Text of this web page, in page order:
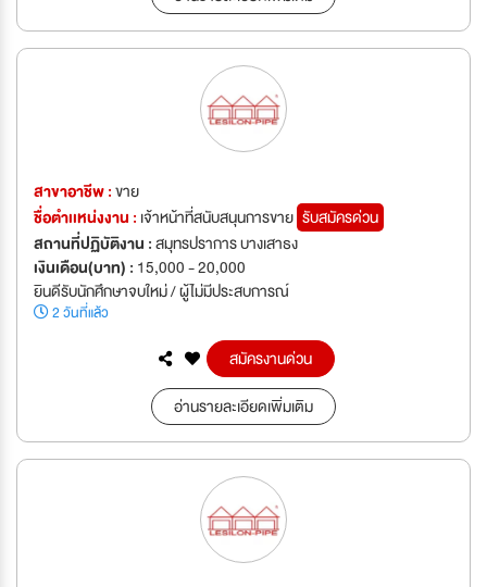
สาขาอาชีพ :ขาย
ชื่อตำเเหน่งงาน : เจ้าหน้าที่สนับสนุนการขาย รับสมัครด่วน
สถานที่ปฏิบัติงาน :สมุทรปราการ บางเสาธง
เงินเดือน(บาท) : 15,000 - 20,000
ยินดีรับนักศึกษาจบใหม่ / ผู้ไม่มีประสบการณ์
2 วันที่แล้ว
สมัครงานด่วน
อ่านรายละเอียดเพิ่มเติม